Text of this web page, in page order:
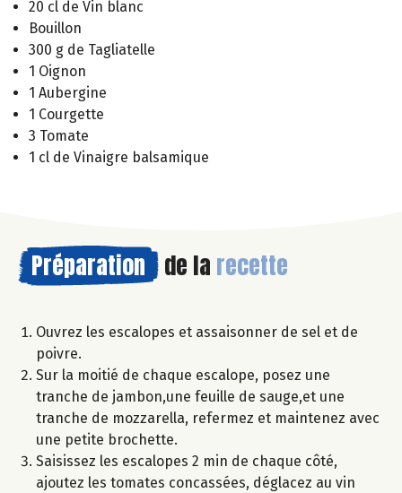
20 cl de Vin blanc
Bouillon
300 g de Tagliatelle
1 Oignon
1 Aubergine
1 Courgette
3 Tomate
1 cl de Vinaigre balsamique
Préparation de la recette
Ouvrez les escalopes et assaisonner de sel et de
poivre.
Sur la moitié de chaque escalope, posez une
tranche de jambon,une feuille de sauge,et une
tranche de mozzarella, refermez et maintenez avec
une petite brochette.
Saisissez les escalopes 2 min de chaque côté,
ajoutez les tomates concassées, déglacez au vin